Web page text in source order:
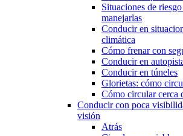
Situaciones de
manejarlas
Conducir en
climática
Cómo frenar con
Conducir en
Conducir en túneles
Glorietas: cómo
Cómo circular cerca
Conducir con poca
visión
Atrás